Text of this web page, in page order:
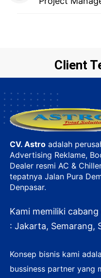
Client
CV. Astro adalah
Advertising Reklame,
Dealer resmi AC &
tepatnya Jalan Pura
Denpasar.
Kami memiliki
: Jakarta, Semarang,
Konsep bisnis kami
bussiness partner yang